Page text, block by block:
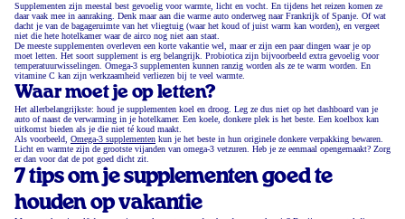
Supplementen zijn meestal best gevoelig voor warmte, licht en vocht. En tijdens het reizen komen ze
daar vaak mee in aanraking. Denk maar aan die warme auto onderweg naar Frankrijk of Spanje. Of wat
dacht je van de bagageruimte van het vliegtuig (waar het koud of juist warm kan worden), en vergeet
niet die hete hotelkamer waar de airco nog niet aan staat.
De meeste supplementen overleven een korte vakantie wel, maar er zijn een paar dingen waar je op
moet letten. Het soort supplement is erg belangrijk. Probiotica zijn bijvoorbeeld extra gevoelig voor
temperatuurwisselingen. Omega-3 supplementen kunnen ranzig worden als ze te warm worden. En
vitamine C kan zijn werkzaamheid verliezen bij te veel warmte.
Waar moet je op letten?
Het allerbelangrijkste: houd je supplementen koel en droog. Leg ze dus niet op het dashboard van je
auto of naast de verwarming in je hotelkamer. Een koele, donkere plek is het beste. Een koelbox kan
uitkomst bieden als je die niet té koud maakt.
Als voorbeeld, Omega-3 supplementen kun je het beste in hun originele donkere verpakking bewaren.
Licht en warmte zijn de grootste vijanden van omega-3 vetzuren. Heb je ze eenmaal opengemaakt? Zorg
er dan voor dat de pot goed dicht zit.
7 tips om je supplementen goed te
houden op vakantie